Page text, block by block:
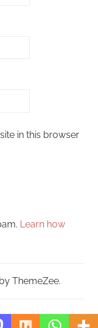
in this browser
Learn how
ThemeZee.